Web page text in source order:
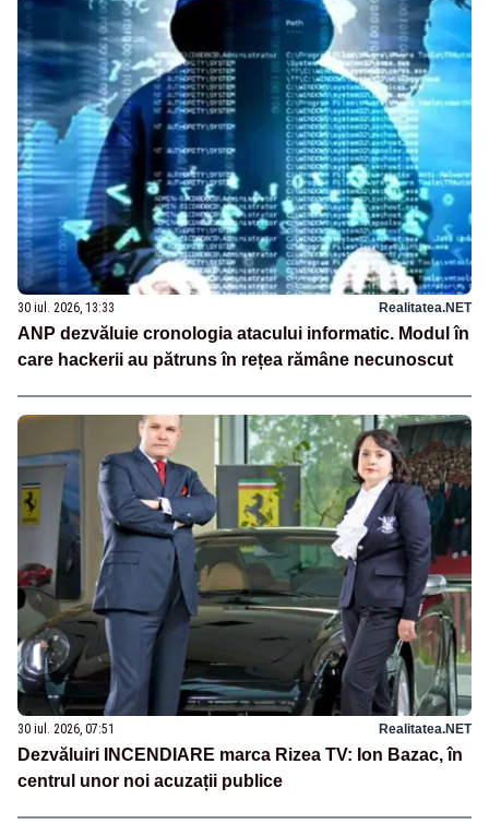
30 iul. 2026, 13:33 Realitatea.NET
ANP dezvăluie cronologia atacului informatic. Modul în
care hackerii au pătruns în rețea rămâne necunoscut
30 iul. 2026, 07:51 Realitatea.NET
Dezvăluiri INCENDIARE marca Rizea TV: Ion Bazac, în
centrul unor noi acuzații publice